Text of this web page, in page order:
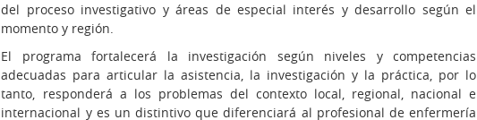
del proceso investigativo y áreas de especial interés y desarrollo según el
momento y región.
El programa fortalecerá la investigación según niveles y competencias
adecuadas para articular la asistencia, la investigación y la práctica, por lo
tanto, responderá a los problemas del contexto local, regional, nacional e
internacional y es un distintivo que diferenciará al profesional de enfermería